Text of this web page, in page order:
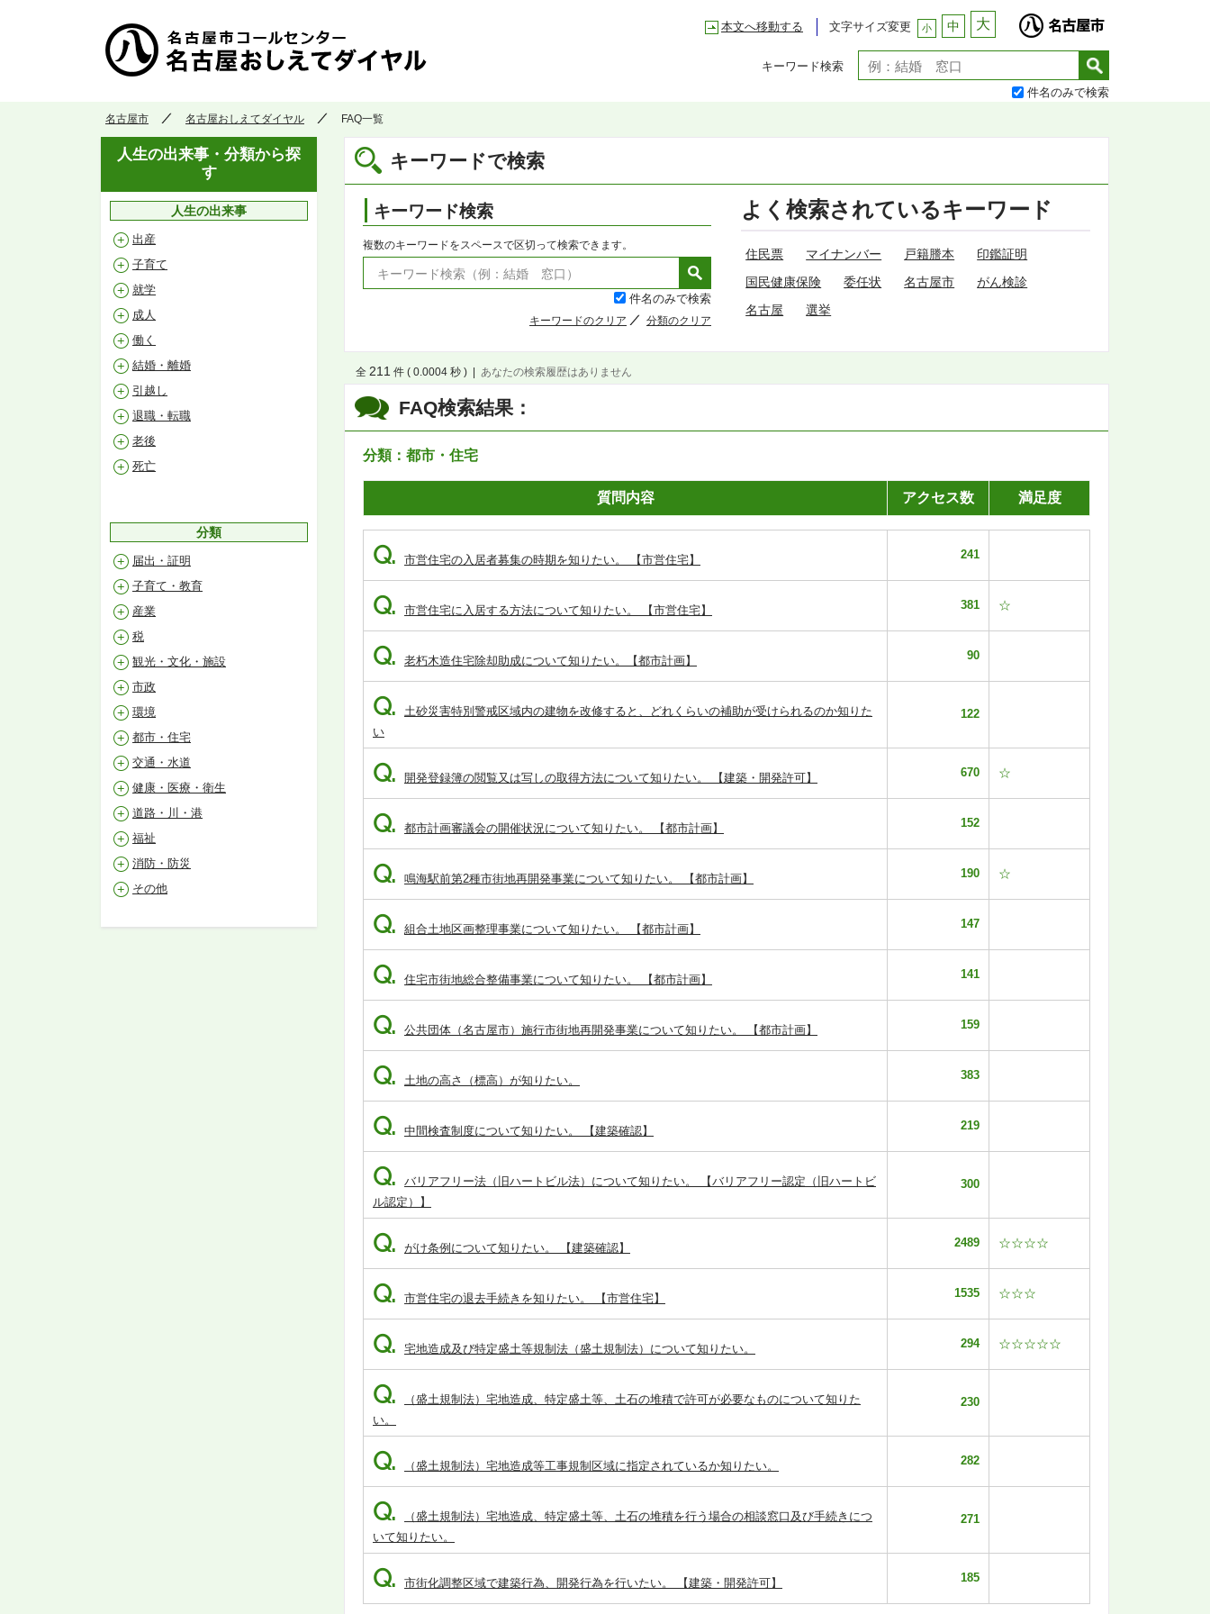
本文へ移動する 文字サイズ変更 小 中 大
キーワード検索
件名のみで検索
名古屋市 名古屋おしえてダイヤル FAQ一覧
キーワードで検索
キーワード検索
複数のキーワードをスペースで区切って検索できます。
件名のみで検索
キーワードのクリア 分類のクリア
よく検索されているキーワード
住民票 マイナンバー 戸籍謄本
印鑑証明
国民健康保険
委任状 名古屋市
がん検診
名古屋
選挙
FAQ検索結果：
分類：都市・住宅
全 211 件 ( 0.0004 秒 ) あなたの検索履歴はありません
質問内容 アクセス数 満足度
Q. 市営住宅の入居者募集の時期を知りたい。 【市営住宅】 241
Q. 市営住宅に入居する方法について知りたい。 【市営住宅】 381 ☆
Q. 老朽木造住宅除却助成について知りたい。【都市計画】 90
Q.
土砂災害特別警戒区域内の建物を改修すると、どれくらいの補助が受けられるのか知りた
い
122
Q. 開発登録簿の閲覧又は写しの取得方法について知りたい。 【建築・開発許可】 670 ☆
Q. 都市計画審議会の開催状況について知りたい。 【都市計画】 152
Q. 鳴海駅前第2種市街地再開発事業について知りたい。 【都市計画】 190 ☆
Q. 組合土地区画整理事業について知りたい。 【都市計画】 147
Q. 住宅市街地総合整備事業について知りたい。 【都市計画】 141
Q. 公共団体（名古屋市）施行市街地再開発事業について知りたい。 【都市計画】 159
Q. 土地の高さ（標高）が知りたい。 383
Q. 中間検査制度について知りたい。 【建築確認】 219
Q.
バリアフリー法（旧ハートビル法）について知りたい。 【バリアフリー認定（旧ハートビ
ル認定）】
300
Q. がけ条例について知りたい。 【建築確認】 2489 ☆☆☆☆
Q. 市営住宅の退去手続きを知りたい。 【市営住宅】 1535 ☆☆☆
Q. 宅地造成及び特定盛土等規制法（盛土規制法）について知りたい。 294 ☆☆☆☆☆
Q.
（盛土規制法）宅地造成、特定盛土等、土石の堆積で許可が必要なものについて知りた
い。
230
Q. （盛土規制法）宅地造成等工事規制区域に指定されているか知りたい。 282
Q.
（盛土規制法）宅地造成、特定盛土等、土石の堆積を行う場合の相談窓口及び手続きにつ
いて知りたい。
271
Q. 市街化調整区域で建築行為、開発行為を行いたい。 【建築・開発許可】 185
人生の出来事・分類から探
す
人生の出来事
出産
子育て
就学
成人
働く
結婚・離婚
引越し
退職・転職
老後
死亡
分類
届出・証明
子育て・教育
産業
税
観光・文化・施設
市政
環境
都市・住宅
交通・水道
健康・医療・衛生
道路・川・港
福祉
消防・防災
その他